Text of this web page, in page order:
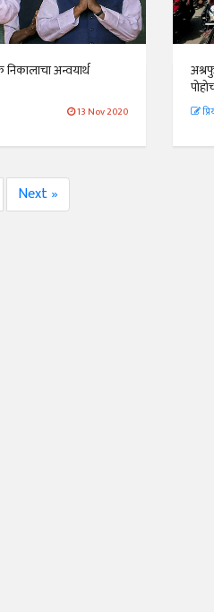
अन्वयार्थ
13 Nov 2020
Next »